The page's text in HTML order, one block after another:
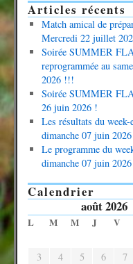
Articles récents
Match amical de
Mercredi 22 juillet
Soirée SUMMER
reprogrammée au
2026 !!!
Soirée SUMMER
26 juin 2026 !
Les résultats du week-
dimanche 07 juin
Le programme du
dimanche 07 juin
Calendrier
août 2026
L M M J V
3
4 5 6 7